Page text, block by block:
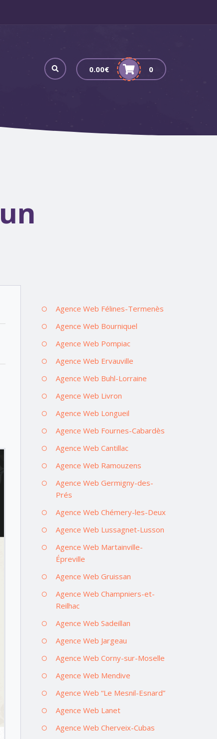
0.00€ 0
Agence Web Félines-Termenès
Agence Web Bourniquel
Agence Web Pompiac
Agence Web Ervauville
Agence Web Buhl-Lorraine
Agence Web Livron
Agence Web Longueil
Agence Web Fournes-Cabardès
Agence Web Cantillac
Agence Web Ramouzens
Agence Web Germigny-des-
Prés
Agence Web Chémery-les-Deux
Agence Web Lussagnet-Lusson
Agence Web Martainville-
Épreville
Agence Web Gruissan
Agence Web Champniers-et-
Reilhac
Agence Web Sadeillan
Agence Web Jargeau
Agence Web Corny-sur-Moselle
Agence Web Mendive
Agence Web “Le Mesnil-Esnard”
Agence Web Lanet
Agence Web Cherveix-Cubas